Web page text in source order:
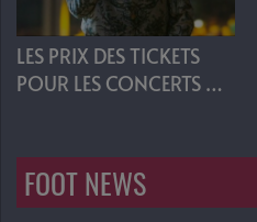
LES PRIX DES TICKETS
POUR LES CONCERTS DE
FOOT NEWS